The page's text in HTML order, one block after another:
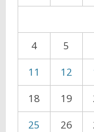
4
5
11
12
18
19
25
26